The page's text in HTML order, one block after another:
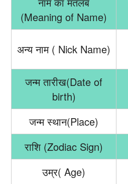
(Meaning of Name)
अन्य नाम ( Nick Name)
जन्म तारीख(Date of
birth)
जन्म स्थान(Place)
राशि (Zodiac Sign)
उम्र( Age)